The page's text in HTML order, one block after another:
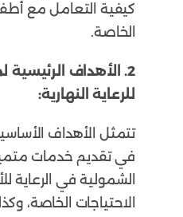
كيفية التعامل مع
الخاصة.
2. الأهداف الرئيسية
للرعاية النهارية:
تتمثل الأهداف
في تقديم خدمات
الشمولية في الرعاية
الاحتياجات الخاصة،